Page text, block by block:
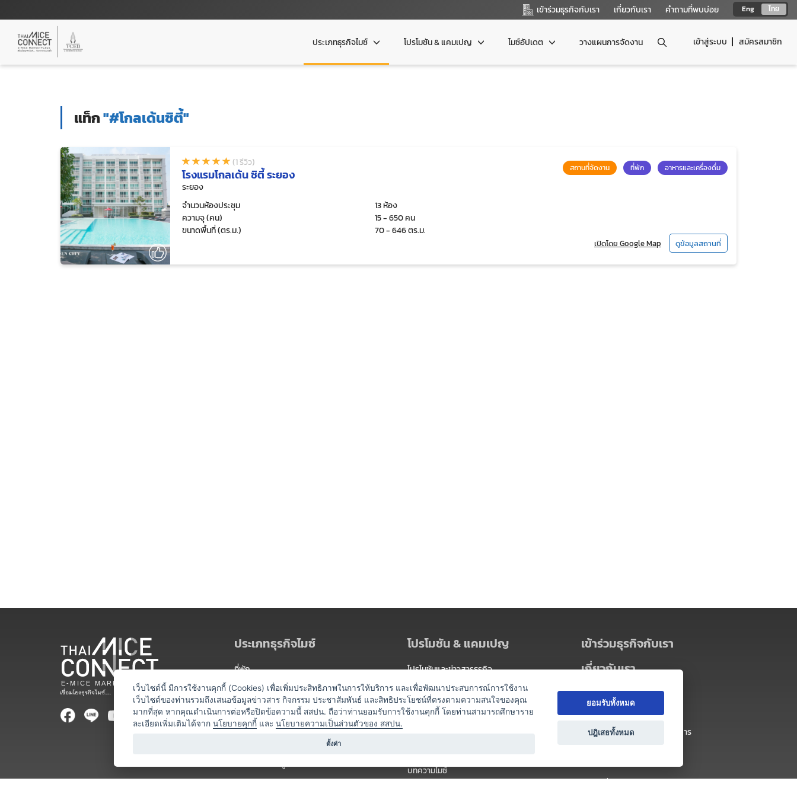
Eng ไทย
เข้าร่วมธุรกิจกับเรา เกี่ยวกับเรา คำถามที่พบบ่อย
เข้าสู่ระบบ สมัครสมาชิก
ประเภทธุรกิจไมซ์ โปรโมชัน & แคมเปญ ไมซ์อัปเดต วางแผนการจัดงาน
แท็ก"#โกลเด้นซิตี้"
(1 รีวิว)
โรงแรมโกลเด้น ซิตี้ ระยอง
ระยอง
สถานที่จัดงาน ที่พัก อาหารและเครื่องดื่ม
จำนวนห้องประชุม
13 ห้อง
ความจุ (คน)
15 - 650 คน
ขนาดพื้นที่ (ตร.ม.)
70 - 646 ตร.ม.
เปิดโดย Google Map ดูข้อมูลสถานที่
ประเภทธุรกิจไมซ์
ที่พัก
สถานที่จัดงาน
ท่องเที่ยว / นำเที่ยว
ออแกไนเซอร์
บริการสำหรับผู้จัดงาน
โปรโมชัน & แคมเปญ
โปรโมชันและข่าวสารธุรกิจ
แพ็กเกจ
แคมเปญ
บทความไมซ์
เข้าร่วมธุรกิจกับเรา
เกี่ยวกับเรา
เกี่ยวกับ Thai MICE Connect
นโยบายความเป็นส่วนตัว
ข้อตกลง และเงื่อนไขการใช้บริการ
เว็บไซต์นี้ มีการใช้งานคุกกี้ (Cookies) เพื่อเพิ่มประสิทธิภาพในการให้บริการ และเพื่อพัฒนาประสบการณ์การใช้งาน
เว็บไซต์ของท่านรวมถึงเสนอข้อมูลข่าวสาร กิจกรรม ประชาสัมพันธ์ และสิทธิประโยชน์ที่ตรงตามความสนใจของคุณ
มากที่สุด หากคุณดำเนินการต่อหรือปิดข้อความนี้ สสปน. ถือว่าท่านยอมรับการใช้งานคุกกี้ โดยท่านสามารถศึกษาราย
ละเอียดเพิ่มเติมได้จาก นโยบายคุกกี้ และ นโยบายความเป็นส่วนตัวของ สสปน.
ตั้งค่า
ยอมรับทั้งหมด
ปฎิเสธทั้งหมด